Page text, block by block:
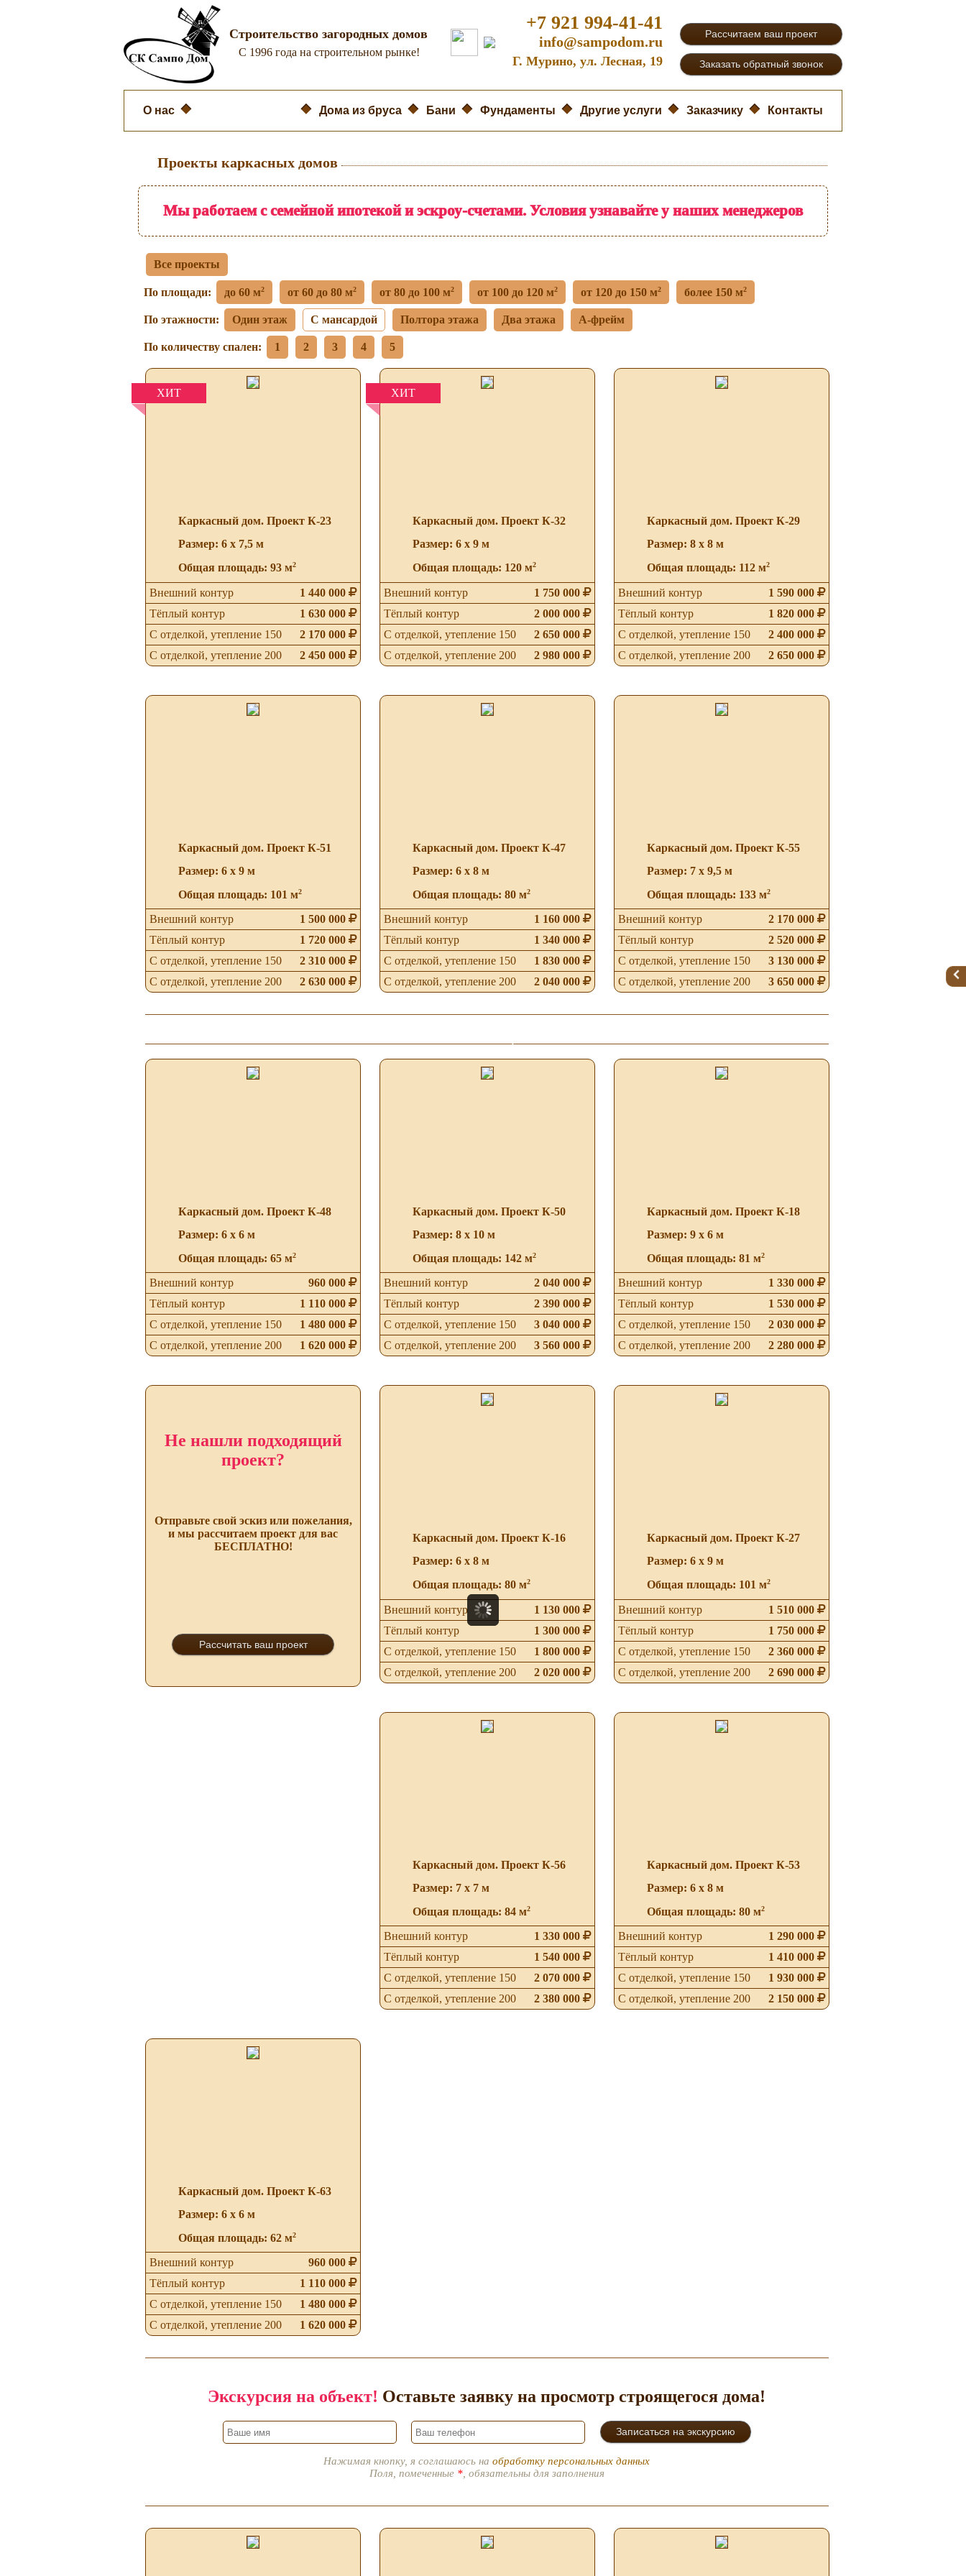
Строительство загородных домов
C 1996 года на строительном рынке!
Рассчитаем ваш проект
Заказать обратный звонок
+7 921 994-41-41
info@sampodom.ru
Г. Мурино, ул. Лесная, 19
О нас Дома из бруса Бани Фундаменты Другие услуги Заказчику Контакты
Проекты каркасных домов
Мы работаем с семейной ипотекой и эскроу-счетами. Условия узнавайте у наших менеджеров
Все проекты
По площади: до 60 м2 от 60 до 80 м2 от 80 до 100 м2 от 100 до 120 м2 от 120 до 150 м2 более 150 м2
По этажности: Один этаж С мансардой Полтора этажа Два этажа А-фрейм
По количеству спален: 1 2 3 4 5
Каркасный дом. Проект К-23
Размер: 6 х 7,5 м
Общая площадь: 93 м2
Внешний контур
1 440 000
Тёплый контур
1 630 000
С отделкой, утепление 150
2 170 000
С отделкой, утепление 200
2 450 000
ХИТ
Каркасный дом. Проект К-32
Размер: 6 х 9 м
Общая площадь: 120 м2
Внешний контур
1 750 000
Тёплый контур
2 000 000
С отделкой, утепление 150
2 650 000
С отделкой, утепление 200
2 980 000
ХИТ
Каркасный дом. Проект К-29
Размер: 8 х 8 м
Общая площадь: 112 м2
Внешний контур
1 590 000
Тёплый контур
1 820 000
С отделкой, утепление 150
2 400 000
С отделкой, утепление 200
2 650 000
Каркасный дом. Проект К-51
Размер: 6 х 9 м
Общая площадь: 101 м2
Внешний контур
1 500 000
Тёплый контур
1 720 000
С отделкой, утепление 150
2 310 000
С отделкой, утепление 200
2 630 000
Каркасный дом. Проект К-47
Размер: 6 х 8 м
Общая площадь: 80 м2
Внешний контур
1 160 000
Тёплый контур
1 340 000
С отделкой, утепление 150
1 830 000
С отделкой, утепление 200
2 040 000
Каркасный дом. Проект К-55
Размер: 7 х 9,5 м
Общая площадь: 133 м2
Внешний контур
2 170 000
Тёплый контур
2 520 000
С отделкой, утепление 150
3 130 000
С отделкой, утепление 200
3 650 000
каркасные
дома (фото)
о
материнским
Каркасный дом. Проект К-48
Размер: 6 х 6 м
Общая площадь: 65 м2
Внешний контур
960 000
Тёплый контур
1 110 000
С отделкой, утепление 150
1 480 000
С отделкой, утепление 200
1 620 000
Каркасный дом. Проект К-50
Размер: 8 х 10 м
Общая площадь: 142 м2
Внешний контур
2 040 000
Тёплый контур
2 390 000
С отделкой, утепление 150
3 040 000
С отделкой, утепление 200
3 560 000
Каркасный дом. Проект К-18
Размер: 9 х 6 м
Общая площадь: 81 м2
Внешний контур
1 330 000
Тёплый контур
1 530 000
С отделкой, утепление 150
2 030 000
С отделкой, утепление 200
2 280 000
Не нашли подходящий
проект?
Отправьте свой эскиз или пожелания,
и мы рассчитаем проект для вас
БЕСПЛАТНО!
Рассчитать ваш проект
Каркасный дом. Проект К-16
Размер: 6 х 8 м
Общая площадь: 80 м2
Внешний контур
1 130 000
Тёплый контур
1 300 000
С отделкой, утепление 150
1 800 000
С отделкой, утепление 200
2 020 000
Каркасный дом. Проект К-27
Размер: 6 х 9 м
Общая площадь: 101 м2
Внешний контур
1 510 000
Тёплый контур
1 750 000
С отделкой, утепление 150
2 360 000
С отделкой, утепление 200
2 690 000
Каркасный дом. Проект К-56
Размер: 7 х 7 м
Общая площадь: 84 м2
Внешний контур
1 330 000
Тёплый контур
1 540 000
С отделкой, утепление 150
2 070 000
С отделкой, утепление 200
2 380 000
Каркасный дом. Проект К-53
Размер: 6 х 8 м
Общая площадь: 80 м2
Внешний контур
1 290 000
Тёплый контур
1 410 000
С отделкой, утепление 150
1 930 000
С отделкой, утепление 200
2 150 000
Каркасный дом. Проект К-63
Размер: 6 х 6 м
Общая площадь: 62 м2
Внешний контур
960 000
Тёплый контур
1 110 000
С отделкой, утепление 150
1 480 000
С отделкой, утепление 200
1 620 000
Экскурсия на объект! Оставьте заявку на просмотр строящегося дома!
Нажимая кнопку, я соглашаюсь наобработку персональных данных
Поля, помеченные *, обязательны для заполнения